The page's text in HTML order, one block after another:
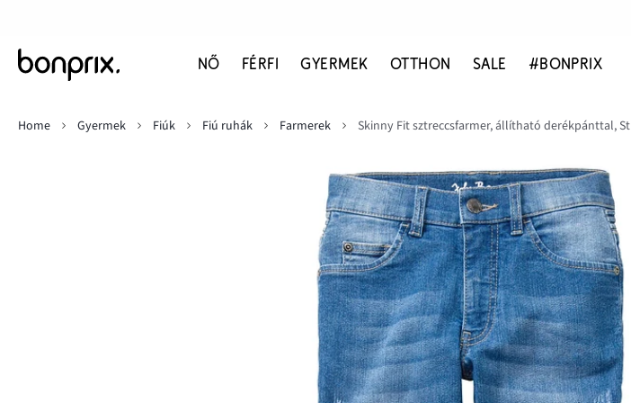
NŐ FÉRFI GYERMEK OTTHON SALE #BONPRIX
Home
Gyermek Fiúk Fiú ruhák Farmerek Skinny Fit sztreccsfarmer, állítható derékpánttal,